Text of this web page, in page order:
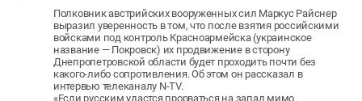
Полковник австрийских вооруженных сил Маркус Райснер
выразил уверенность в том, что после взятия российскими
войсками под контроль Красноармейска (украинское
название — Покровск) их продвижение в сторону
Днепропетровской области будет проходить почти без
какого-либо сопротивления. Об этом он рассказал в
интервью телеканалу N-TV.
«Если русским удастся прорваться на запад мимо